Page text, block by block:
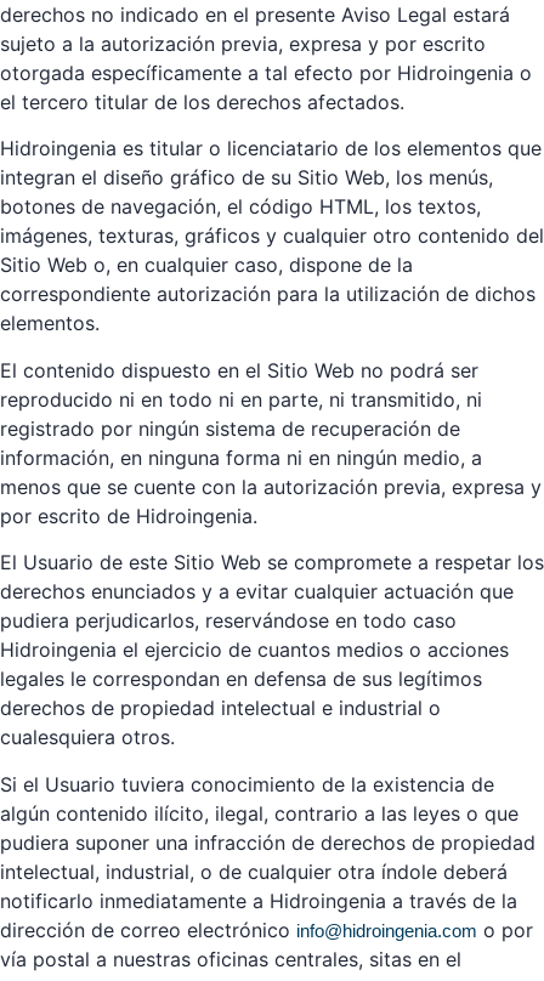
derechos no indicado en el presente Aviso Legal estará
sujeto a la autorización previa, expresa y por escrito
otorgada específicamente a tal efecto por Hidroingenia o
el tercero titular de los derechos afectados.
Hidroingenia es titular o licenciatario de los elementos que
integran el diseño gráfico de su Sitio Web, los menús,
botones de navegación, el código HTML, los textos,
imágenes, texturas, gráficos y cualquier otro contenido del
Sitio Web o, en cualquier caso, dispone de la
correspondiente autorización para la utilización de dichos
elementos.
El contenido dispuesto en el Sitio Web no podrá ser
reproducido ni en todo ni en parte, ni transmitido, ni
registrado por ningún sistema de recuperación de
información, en ninguna forma ni en ningún medio, a
menos que se cuente con la autorización previa, expresa y
por escrito de Hidroingenia.
El Usuario de este Sitio Web se compromete a respetar los
derechos enunciados y a evitar cualquier actuación que
pudiera perjudicarlos, reservándose en todo caso
Hidroingenia el ejercicio de cuantos medios o acciones
legales le correspondan en defensa de sus legítimos
derechos de propiedad intelectual e industrial o
cualesquiera otros.
Si el Usuario tuviera conocimiento de la existencia de
algún contenido ilícito, ilegal, contrario a las leyes o que
pudiera suponer una infracción de derechos de propiedad
intelectual, industrial, o de cualquier otra índole deberá
notificarlo inmediatamente a Hidroingenia a través de la
dirección de correo electrónico info@hidroingenia.com o por
vía postal a nuestras oficinas centrales, sitas en el